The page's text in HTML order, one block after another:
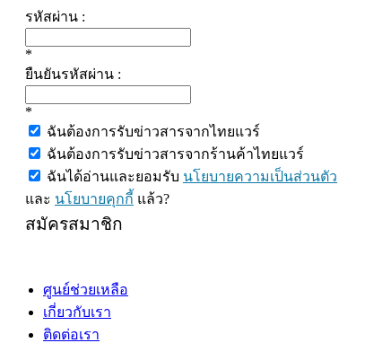
รหัสผ่าน :
*
ยืนยันรหัสผ่าน :
*
ฉันต้องการรับข่าวสารจากไทยแวร์
ฉันต้องการรับข่าวสารจากร้านค้าไทยแวร์
ฉันได้อ่านและยอมรับ นโยบายความเป็นส่วนตัว
และ นโยบายคุกกี้ แล้ว?
สมัครสมาชิก
ศูนย์ช่วยเหลือ
เกี่ยวกับเรา
ติดต่อเรา